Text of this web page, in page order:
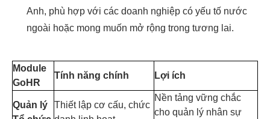
Anh, phù hợp với các doanh nghiệp có yếu tố nước
ngoài hoặc mong muốn mở rộng trong tương lai.
Module
GoHR
Tính năng chính Lợi ích
Quản lý
Thiết lập cơ cấu, chức
Nền tảng vững chắc
cho quản lý nhân sự